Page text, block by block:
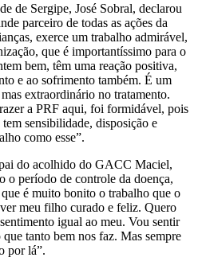
de Sergipe, José Sobral, declarou
parceiro de todas as ações da
exerce um trabalho admirável,
que é importantíssimo para o
bem, têm uma reação positiva,
e ao sofrimento também. É um
extraordinário no tratamento.
a PRF aqui, foi formidável, pois
sensibilidade, disposição e
como esse”.
do acolhido do GACC Maciel,
o período de controle da doença,
é muito bonito o trabalho que o
meu filho curado e feliz. Quero
igual ao meu. Vou sentir
tanto bem nos faz. Mas sempre
por lá”.